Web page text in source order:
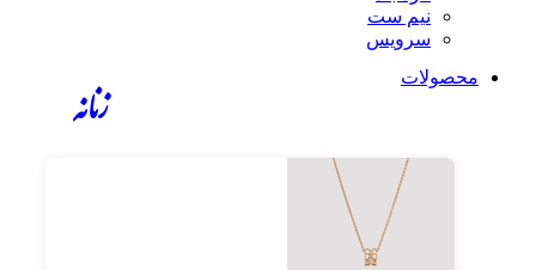
نیم ست
سرویس
محصولات
زنانه